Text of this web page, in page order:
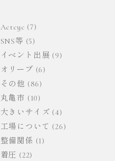
Actcyc (7)
SNS等 (5)
イベント出展 (9)
オリーブ (6)
その他 (86)
丸亀市 (10)
大きいサイズ (4)
工場について (26)
整備関係 (1)
着圧 (22)